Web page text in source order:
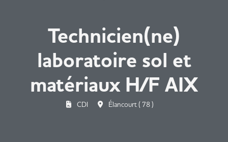
Technicien(ne)
laboratoire sol et
matériaux H/F AIX
CDI Élancourt ( 78 )